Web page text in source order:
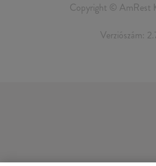
Copyright © AmRest
Verziószám: